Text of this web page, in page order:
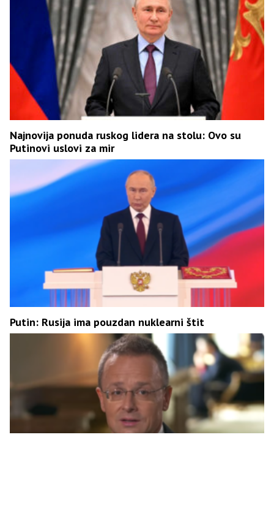
Najnovija ponuda ruskog lidera na stolu: Ovo su
Putinovi uslovi za mir
Putin: Rusija ima pouzdan nuklearni štit